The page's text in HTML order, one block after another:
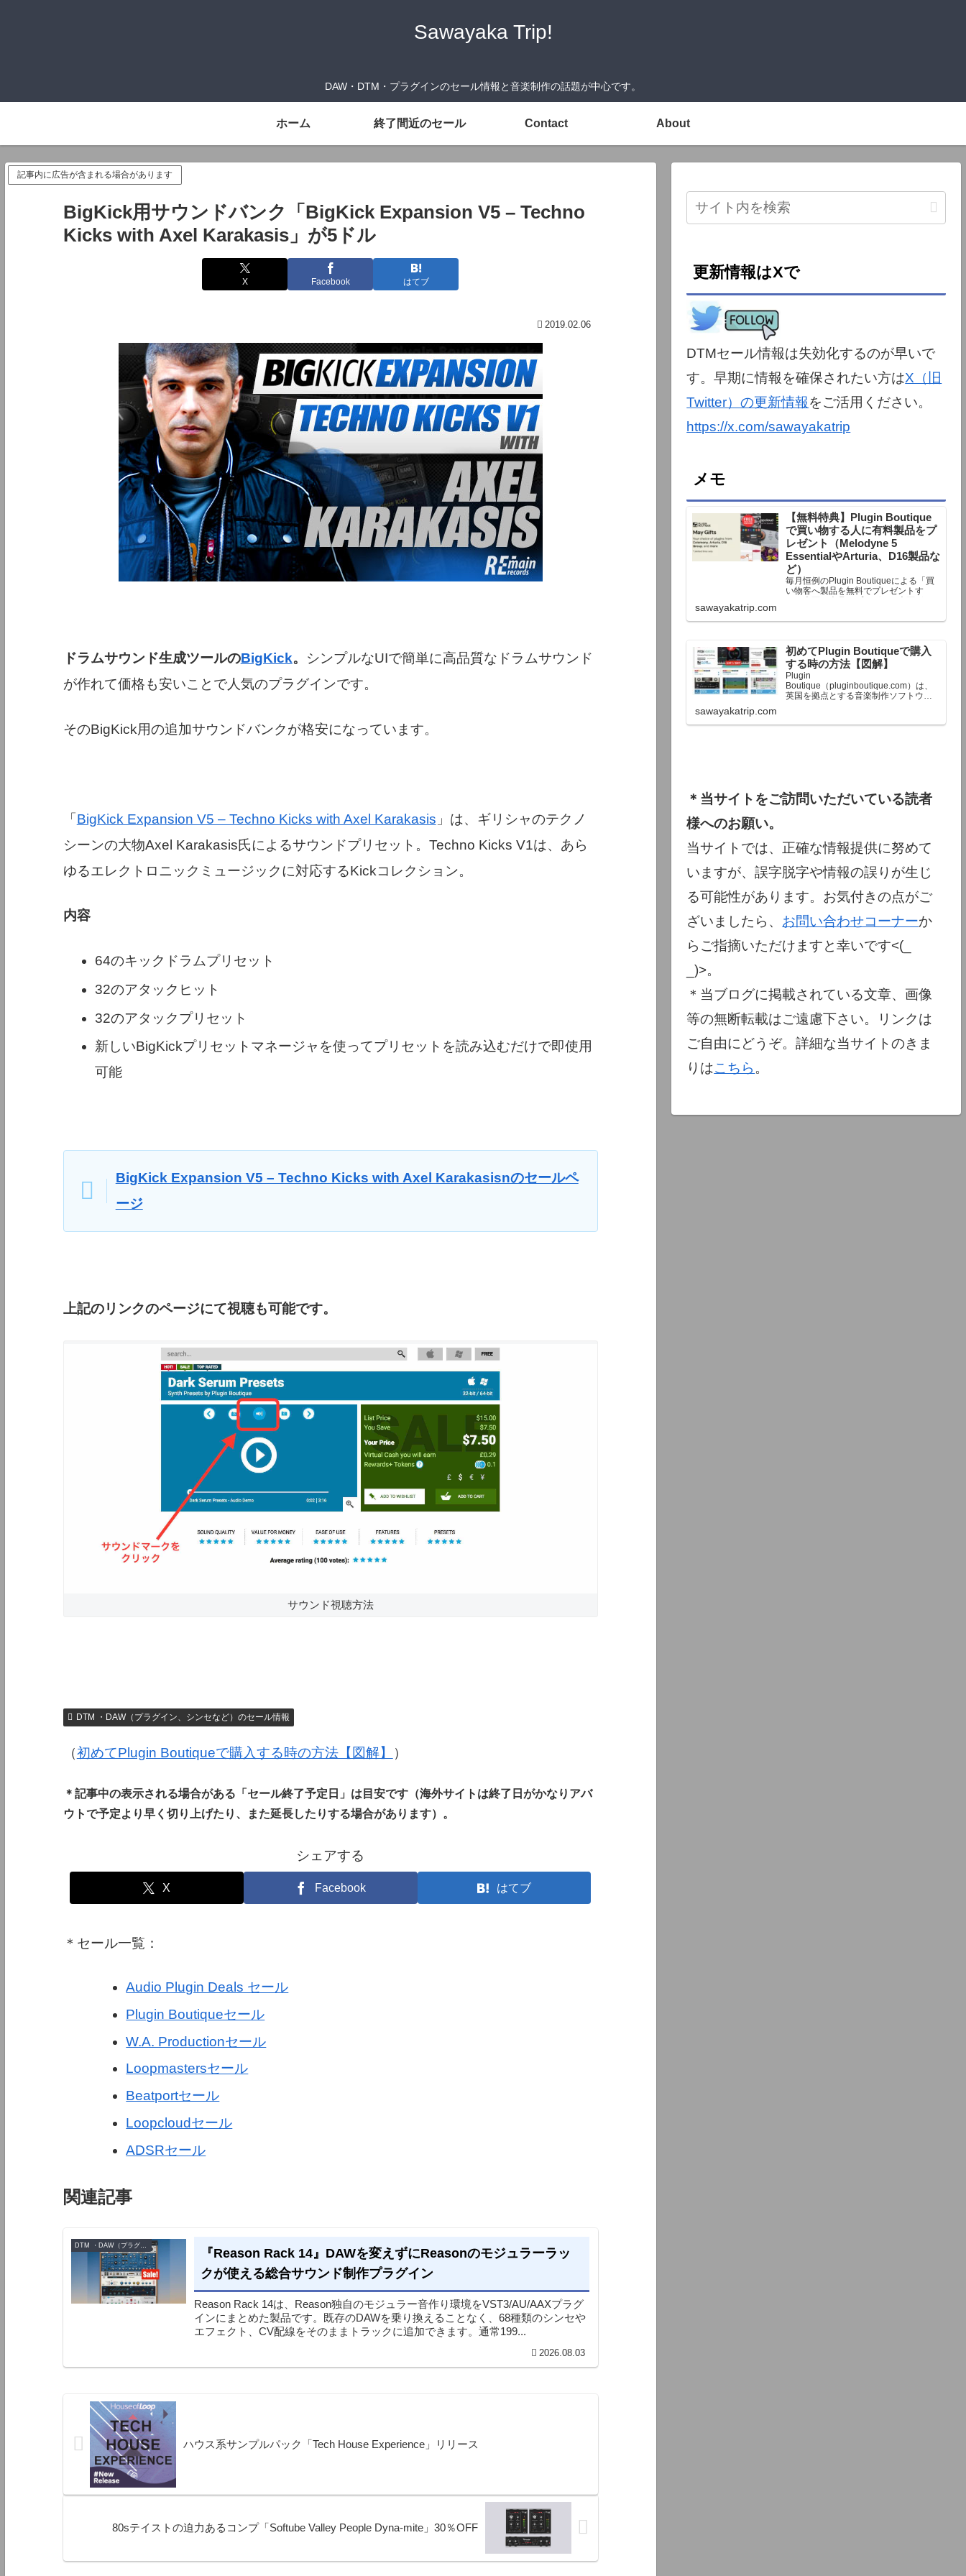
Sawayaka Trip!
DAW・DTM・プラグインのセール情報と音楽制作の話題が中心です。
ホーム 終了間近のセール Contact About
記事内に広告が含まれる場合があります
BigKick用サウンドバンク「BigKick Expansion V5 – Techno
Kicks with Axel Karakasis」が5ドル
X Facebook はてブ
2019.02.06
ドラムサウンド生成ツールのBigKick。
シンプルなUIで簡単に高品質なドラムサウンド
が作れて価格も安いことで人気のプラグインです。
そのBigKick用の追加サウンドバンクが格安になっています。
「BigKick Expansion V5 – Techno Kicks with Axel Karakasis 」は、ギリシャのテクノ
シーンの大物Axel Karakasis氏によるサウンドプリセット。Techno Kicks V1は、あら
ゆるエレクトロニックミュージックに対応するKickコレクション。
内容
64のキックドラムプリセット
32のアタックヒット
32のアタックプリセット
新しいBigKickプリセットマネージャを使ってプリセットを読み込むだけで即使用
可能
BigKick Expansion V5 – Techno Kicks with Axel Karakasisnのセールペ
ージ
上記のリンクのページにて視聴も可能です。
サウンド視聴方法
DTM ・DAW（プラグイン、シンセなど）のセール情報
（初めてPlugin Boutiqueで購入する時の方法【図解】 ）
＊記事中の表示される場合がある「セール終了予定日」は目安です（海外サイトは終了日がかなりアバ
ウトで予定より早く切り上げたり、また延長したりする場合があります）。
シェアする
X Facebook はてブ
＊セール一覧：
Audio Plugin Deals セール
Plugin Boutiqueセール
W.A. Productionセール
Loopmastersセール
Beatportセール
Loopcloudセール
ADSRセール
関連記事
DTM ・DAW（プラグイン、シンセなど）のセール情報
『Reason Rack 14』DAWを変えずにReasonのモジュラーラッ
クが使える総合サウンド制作プラグイン
Reason Rack 14は、Reason独自のモジュラー音作り環境をVST3/AU/AAXプラグ
インにまとめた製品です。既存のDAWを乗り換えることなく、68種類のシンセや
エフェクト、CV配線をそのままトラックに追加できます。通常199...
2026.08.03
ハウス系サンプルパック「Tech House Experience」リリース
80sテイストの迫力あるコンプ「Softube Valley People Dyna-mite」30％OFF
更新情報はXで
DTMセール情報は失効化するのが早いで
す。早期に情報を確保されたい方はX（旧
Twitter）の更新情報をご活用ください。
https://x.com/sawayakatrip
メモ
【無料特典】Plugin Boutique
で買い物する人に有料製品をプ
レゼント（Melodyne 5
EssentialやArturia、D16製品な
ど）
毎月恒例のPlugin Boutiqueによる「買
い物客へ製品を無料でプレゼントす
る」企画。今月もプレゼント企画が用
定額以上のお金を出して何かを購入す
終了予定日：日本時間：6/1（月…
sawayakatrip.com
初めてPlugin Boutiqueで購入
する時の方法【図解】
Plugin
Boutique（pluginboutique.com）は、
英国を拠点とする音楽制作ソフトウェ
で、世界中のミュージシャンに利用さ
sawayakatrip.com
＊当サイトをご訪問いただいている読者
様へのお願い。
当サイトでは、正確な情報提供に努めて
いますが、誤字脱字や情報の誤りが生じ
る可能性があります。お気付きの点がご
ざいましたら、 お問い合わせコーナーか
らご指摘いただけますと幸いです<(_
_)>。
＊当ブログに掲載されている文章、画像
等の無断転載はご遠慮下さい。リンクは
ご自由にどうぞ。詳細な当サイトのきま
りはこちら 。